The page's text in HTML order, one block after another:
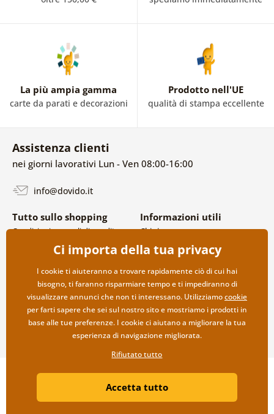
La più ampia gamma
carte da parati e decorazioni
Prodotto nell'UE
qualità di stampa eccellente
Assistenza clienti
nei giorni lavorativi Lun - Ven 08:00-16:00
info@dovido.it
Tutto sullo shopping
Condizioni generali di vendita e
Politica sulla privacy
Opzioni di spedizione e
pagamento
Reso della merce
Informazioni utili
Chi siamo
FAQ
Contatti
Collaborazione all’ingrosso
Copyright ©2019 © Dovido.it.
Litvanyi.sk| Negozio online creato da
Ci importa della tua privacy
I cookie ti aiuteranno a trovare rapidamente ciò di cui hai
bisogno, ti faranno risparmiare tempo e ti impediranno di
visualizzare annunci che non ti interessano. Utilizziamocookie
per farti sapere che sei sul nostro sito e mostriamo i prodotti in
base alle tue preferenze. I cookie ci aiutano a migliorare la tua
esperienza di navigazione migliorata.
Rifiutato tutto
Accetta tutto